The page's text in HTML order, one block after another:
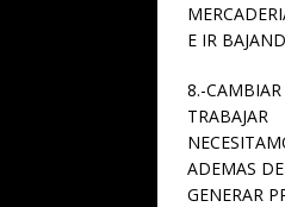
E IR
8.-
TRABAJAR
ADEMAS
GENERAR